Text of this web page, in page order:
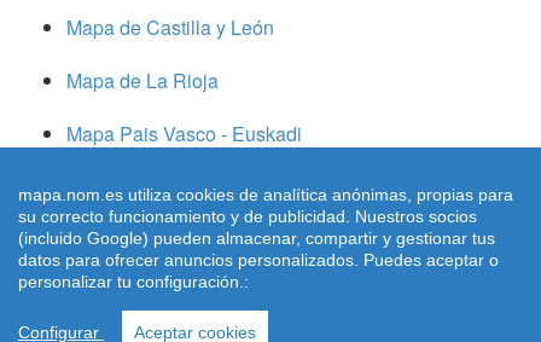
Mapa de Castilla y León
Mapa de La Rioja
Mapa Pais Vasco - Euskadi
Mapa de Navarra
© Mapa.nom.es 2026 -Mapa Callejero y plano de Ciudades
Google Maps
| |Condiciones | | |Aviso Legal
mapa.nom.es utiliza cookies de analítica anónimas, propias para
su correcto funcionamiento y de publicidad. Nuestros socios
(incluido Google) pueden almacenar, compartir y gestionar tus
datos para ofrecer anuncios personalizados. Puedes aceptar o
personalizar tu configuración.:
Configurar Aceptar cookies